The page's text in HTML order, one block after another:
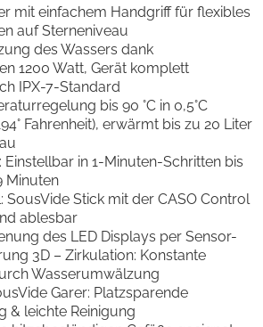
mit einfachem Handgriff für flexibles
auf Sterneniveau
des Wassers dank
1200 Watt, Gerät komplett
IPX-7-Standard
bis 90 °C in 0,5°C
Fahrenheit), erwärmt bis zu 20 Liter
in 1-Minuten-Schritten bis
Minuten
SousVide Stick mit der CASO Control
ablesbar
des LED Displays per Sensor-
3D – Zirkulation: Konstante
Wasserumwälzung
Garer: Platzsparende
& leichte Reinigung